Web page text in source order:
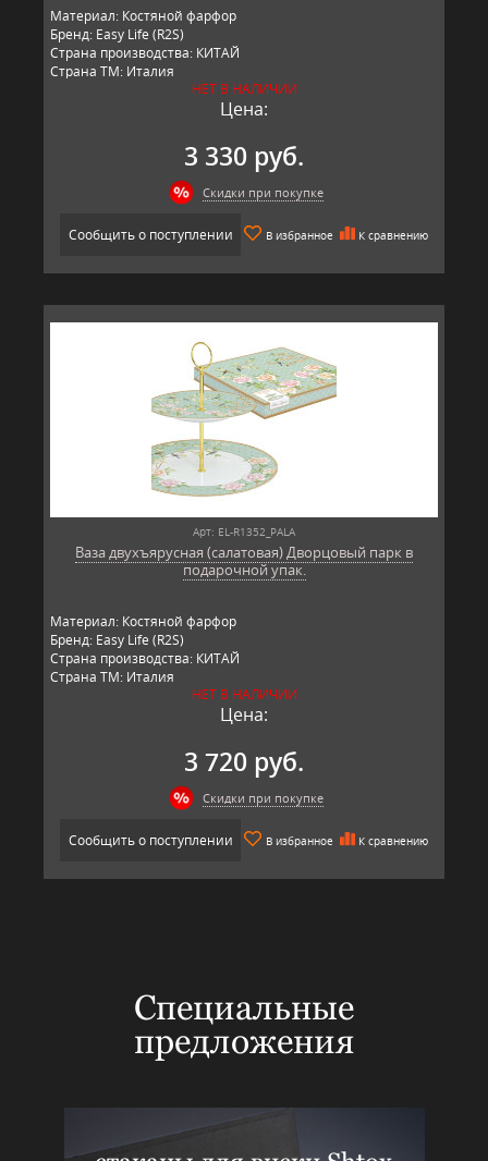
Материал: Костяной фарфор
Бренд: Easy Life (R2S)
Страна производства: КИТАЙ
Страна ТМ: Италия
НЕТ В НАЛИЧИИ
Цена:
3 330 руб.
Скидки при покупке
Сообщить о поступлении В избранное К сравнению
Арт: EL-R1352_PALA
Ваза двухъярусная (салатовая) Дворцовый парк в
подарочной упак.
Материал: Костяной фарфор
Бренд: Easy Life (R2S)
Страна производства: КИТАЙ
Страна ТМ: Италия
НЕТ В НАЛИЧИИ
Цена:
3 720 руб.
Скидки при покупке
Сообщить о поступлении В избранное К сравнению
Специальные
предложения